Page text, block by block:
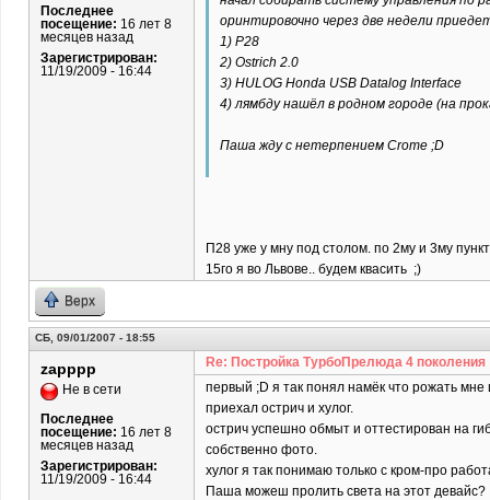
Последнее
посещение: 16 лет 8
месяцев назад
Зарегистрирован:
11/19/2009 - 16:44
оринтировочно через две недели
1) P28
2) Ostrich 2.0
3) HULOG Honda USB Datalog Interface
4) лямбду нашёл в родном городе (на
Паша жду с нетерпением Crome ;D
П28 уже у мну под столом. по 2му и 3му
15го я во Львове.. будем квасить ;)
Верх
СБ, 09/01/2007 - 18:55
zapppp
Не в сети
Последнее
посещение: 16 лет 8
месяцев назад
Зарегистрирован:
11/19/2009 - 16:44
Re: Постройка ТурбоПрелюда 4 поколения
первый ;D я так понял намёк что рожать
приехал острич и хулог.
острич успешно обмыт и оттестирован на
собственно фото.
хулог я так понимаю только с кром-про
Паша можеш пролить света на этот девайс?